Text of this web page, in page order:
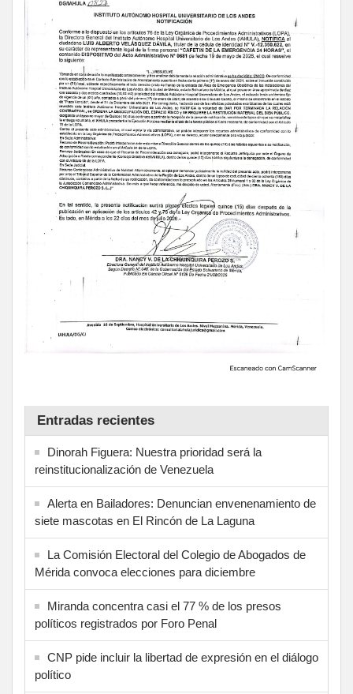
Entradas recientes
Dinorah Figuera: Nuestra prioridad será la
reinstitucionalización de Venezuela
Alerta en Bailadores: Denuncian envenenamiento de
siete mascotas en El Rincón de La Laguna
La Comisión Electoral del Colegio de Abogados de
Mérida convoca elecciones para diciembre
Miranda concentra casi el 77 % de los presos
políticos registrados por Foro Penal
CNP pide incluir la libertad de expresión en el diálogo
político